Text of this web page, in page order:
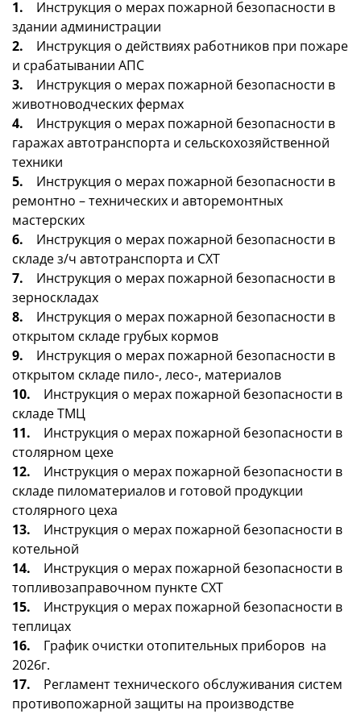
1.
Инструкция о мерах пожарной безопасности в
здании администрации
2. Инструкция о действиях работников при пожаре
и срабатывании АПС
3. Инструкция о мерах пожарной безопасности в
животноводческих фермах
4. Инструкция о мерах пожарной безопасности в
гаражах автотранспорта и сельскохозяйственной
техники
5. Инструкция о мерах пожарной безопасности в
ремонтно – технических и авторемонтных
мастерских
6. Инструкция о мерах пожарной безопасности в
складе з/ч автотранспорта и СХТ
7. Инструкция о мерах пожарной безопасности в
зерноскладах
8. Инструкция о мерах пожарной безопасности в
открытом складе грубых кормов
9. Инструкция о мерах пожарной безопасности в
открытом складе пило-, лесо-, материалов
10. Инструкция о мерах пожарной безопасности в
складе ТМЦ
11. Инструкция о мерах пожарной безопасности в
столярном цехе
12. Инструкция о мерах пожарной безопасности в
складе пиломатериалов и готовой продукции
столярного цеха
13. Инструкция о мерах пожарной безопасности в
котельной
14. Инструкция о мерах пожарной безопасности в
топливозаправочном пункте СХТ
15. Инструкция о мерах пожарной безопасности в
теплицах
16. График очистки отопительных приборов на
2026г.
17. Регламент технического обслуживания систем
противопожарной защиты на производстве